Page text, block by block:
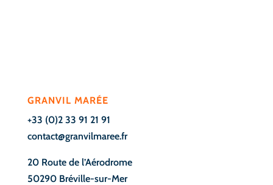
GRANVIL MARÉE
+33 (0)2 33 91 21 91
contact@granvilmaree.fr
20 Route de l’Aérodrome
50290 Bréville-sur-Mer